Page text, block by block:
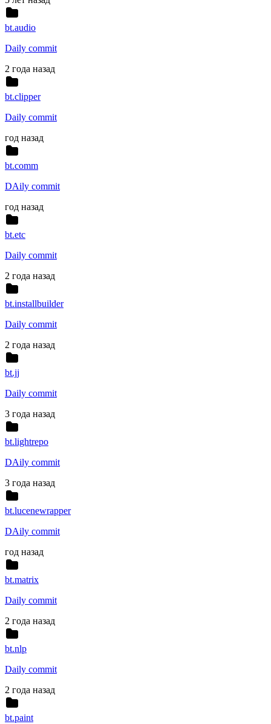
bt.audio
Daily commit
2 года назад
bt.clipper
Daily commit
год назад
bt.comm
DAily commit
год назад
bt.etc
Daily commit
2 года назад
bt.installbuilder
Daily commit
2 года назад
bt.jj
Daily commit
3 года назад
bt.lightrepo
DAily commit
3 года назад
bt.lucenewrapper
DAily commit
год назад
bt.matrix
Daily commit
2 года назад
bt.nlp
Daily commit
2 года назад
bt.paint